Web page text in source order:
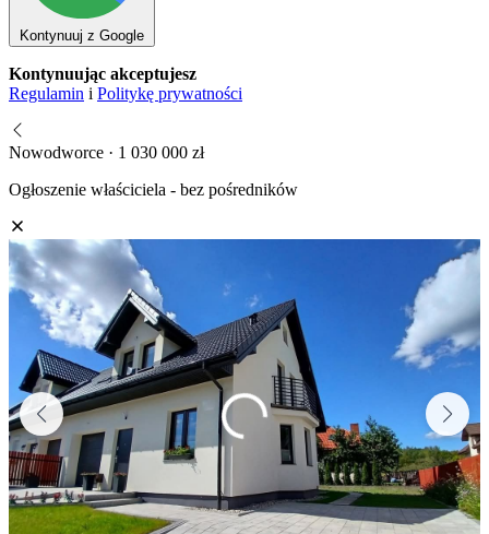
Kontynuuj z Google
Kontynuując akceptujesz
Regulamin i Politykę prywatności
Nowodworce · 1 030 000 zł
Ogłoszenie właściciela - bez pośredników